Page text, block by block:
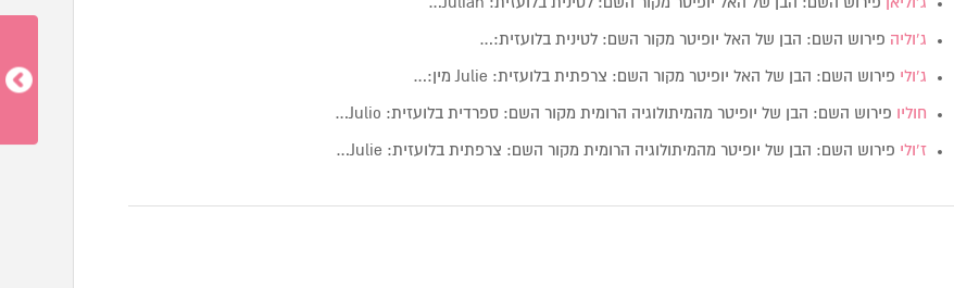
ג’וליאן פירוש השם: הבן של האל יופיטר מקור השם: לטינית בלועזית: Julian…
ג’וליה פירוש השם: הבן של האל יופיטר מקור השם: לטינית בלועזית:…
ג’ולי פירוש השם: הבן של האל יופיטר מקור השם: צרפתית בלועזית: Julie מין:…
חוליו פירוש השם: הבן של יופיטר מהמיתולוגיה הרומית מקור השם: ספרדית בלועזית: Julio…
ז’ולי פירוש השם: הבן של יופיטר מהמיתולוגיה הרומית מקור השם: צרפתית בלועזית: Julie…